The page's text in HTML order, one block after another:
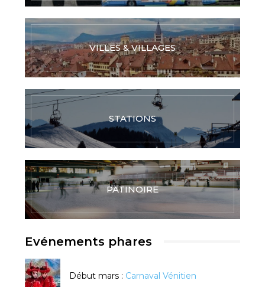
VILLES & VILLAGES
STATIONS
PATINOIRE
Evénements phares
Début mars : Carnaval Vénitien